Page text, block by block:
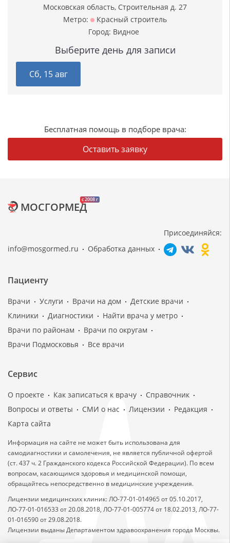
Московская область, Строительная д. 27
Метро:
Красный строитель
Город: Видное
Выберите день для записи
Сб, 15 авг
Бесплатная помощь в подборе врача:
Оставить заявку
c 2008 г
МОСГОРМЕД
info@mosgormed.ru Обработка данных
Присоединяйся:
Пациенту
Врачи Услуги Врачи на дом
Детские врачи
Клиники
Диагностики
Найти врача у метро
Врачи по районам
Врачи по округам
Врачи Подмосковья
Все врачи
Сервис
О проекте Как записаться к врачу
Справочник
Вопросы и ответы
СМИ о нас Лицензии
Редакция
Карта сайта
Информация на сайте не может быть использована для
самодиагностики и самолечения, не является публичной офертой
(ст. 437 ч. 2 Гражданского кодекса Российской Федерации). По всем
вопросам, касающимся здоровья и медицинской помощи,
обращайтесь непосредственно в медицинские учреждения.
Лицензии медицинских клиник: ЛО-77-01-014965 от 05.10.2017,
ЛО-77-01-016533 от 20.08.2018, ЛО-77-01-005774 от 18.02.2013, ЛО-77-
01-016590 от 29.08.2018.
Лицензии выданы Департаментом здравоохранения города Москвы.